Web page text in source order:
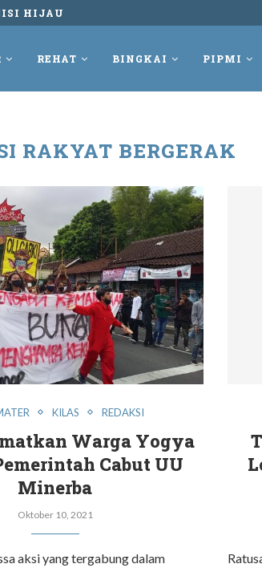
HIJAU
REHAT BINGKAI PIPMI
RAKYAT BERGERAK
KILAS REDAKSI
Warga Yogya
Cabut UU
Minerba
Oktober 10, 2021
aksi yang tergabung dalam